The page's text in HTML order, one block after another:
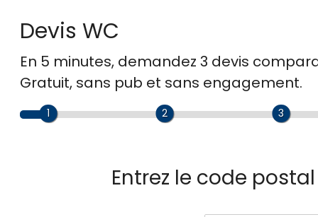
Devis WC
En 5 minutes, demandez 3 devis
Gratuit, sans pub et sans engagement.
1 2 3
Entrez le code